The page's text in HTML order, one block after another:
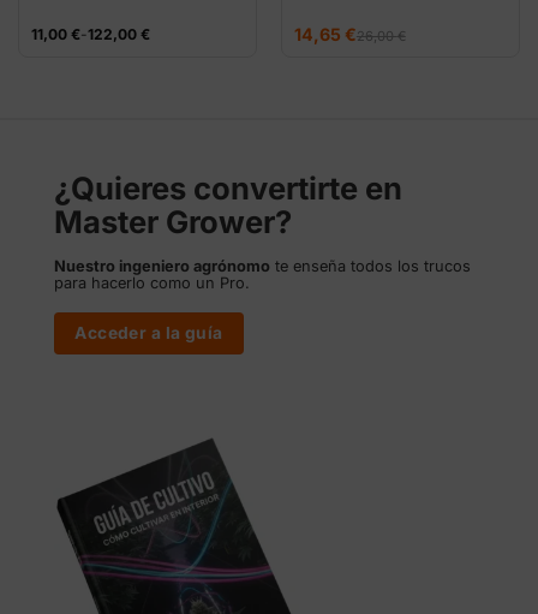
11,00 €-122,00 €
Rango
de
26,00€
El
precio
14,65 €
El
precio
¿Quieres convertirte en
Master Grower?
Nuestro ingeniero agrónomo te enseña todos los trucos
para hacerlo como un Pro.
Acceder a la guía